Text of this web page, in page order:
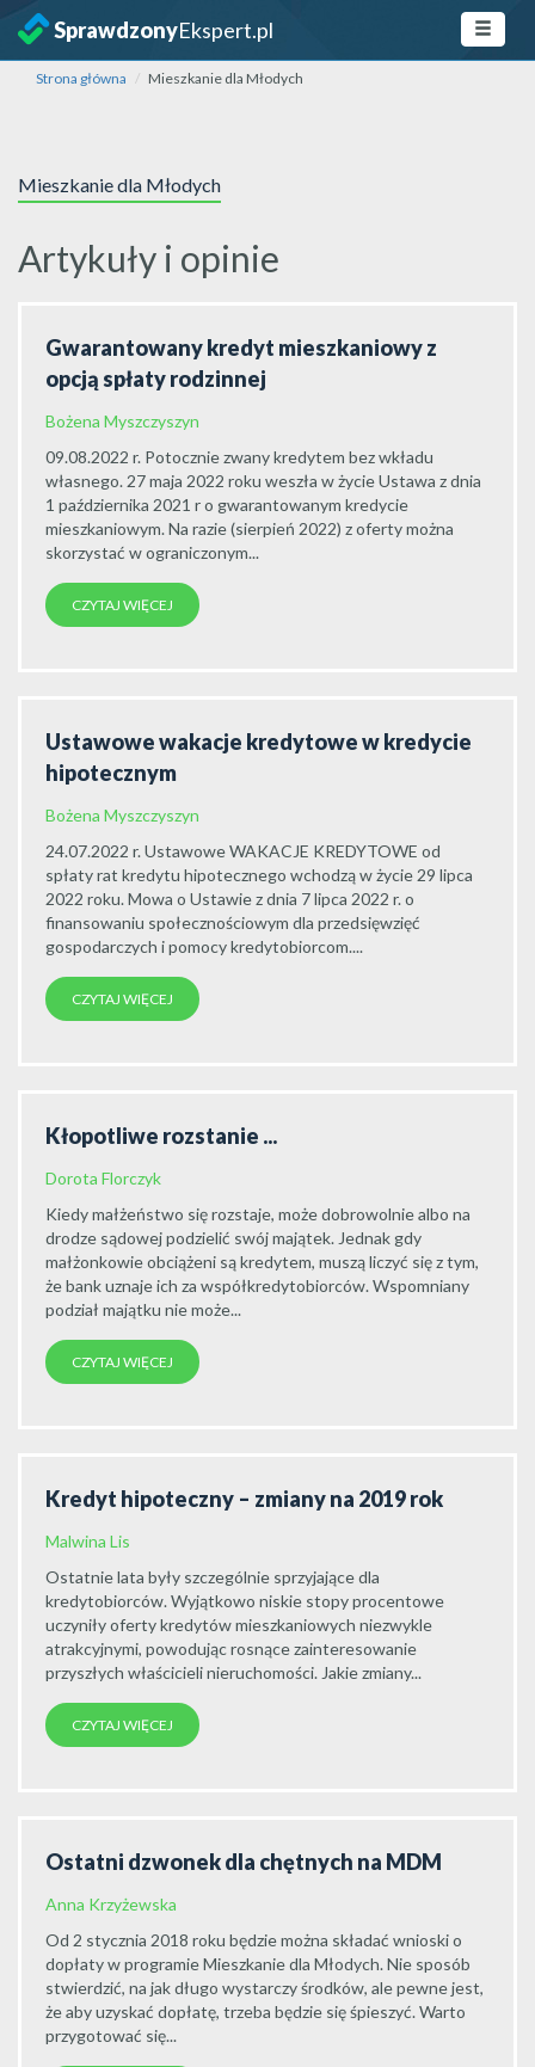
SprawdzonyEkspert.pl
Strona główna Mieszkanie dla Młodych
Mieszkanie dla Młodych
Artykuły i opinie
Gwarantowany kredyt mieszkaniowy z
opcją spłaty rodzinnej
Bożena Myszczyszyn
09.08.2022 r. Potocznie zwany kredytem bez wkładu
własnego. 27 maja 2022 roku weszła w życie Ustawa z dnia
1 października 2021 r o gwarantowanym kredycie
mieszkaniowym. Na razie (sierpień 2022) z oferty można
skorzystać w ograniczonym...
CZYTAJ WIĘCEJ
Ustawowe wakacje kredytowe w kredycie
hipotecznym
Bożena Myszczyszyn
24.07.2022 r. Ustawowe WAKACJE KREDYTOWE od
spłaty rat kredytu hipotecznego wchodzą w życie 29 lipca
2022 roku. Mowa o Ustawie z dnia 7 lipca 2022 r. o
finansowaniu społecznościowym dla przedsięwzięć
gospodarczych i pomocy kredytobiorcom....
CZYTAJ WIĘCEJ
Kłopotliwe rozstanie ...
Dorota Florczyk
Kiedy małżeństwo się rozstaje, może dobrowolnie albo na
drodze sądowej podzielić swój majątek. Jednak gdy
małżonkowie obciążeni są kredytem, muszą liczyć się z tym,
że bank uznaje ich za współkredytobiorców. Wspomniany
podział majątku nie może...
CZYTAJ WIĘCEJ
Kredyt hipoteczny – zmiany na 2019 rok
Malwina Lis
Ostatnie lata były szczególnie sprzyjające dla
kredytobiorców. Wyjątkowo niskie stopy procentowe
uczyniły oferty kredytów mieszkaniowych niezwykle
atrakcyjnymi, powodując rosnące zainteresowanie
przyszłych właścicieli nieruchomości. Jakie zmiany...
CZYTAJ WIĘCEJ
Ostatni dzwonek dla chętnych na MDM
Anna Krzyżewska
Od 2 stycznia 2018 roku będzie można składać wnioski o
dopłaty w programie Mieszkanie dla Młodych. Nie sposób
stwierdzić, na jak długo wystarczy środków, ale pewne jest,
że aby uzyskać dopłatę, trzeba będzie się śpieszyć. Warto
przygotować się...